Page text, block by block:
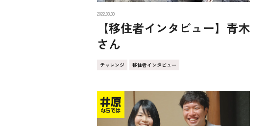
2022.03.30
【移住者インタビュー】青木
さん
チャレンジ 移住者インタビュー